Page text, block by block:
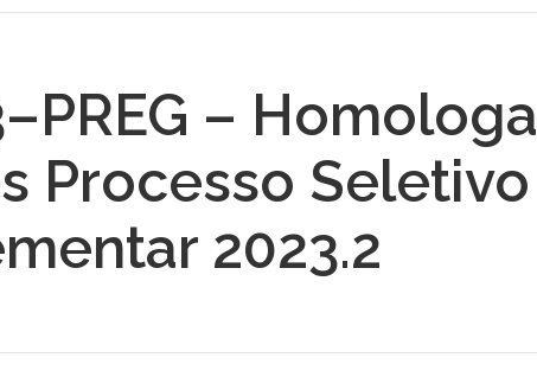
Ministério da Transparência
União
Ministério dos Direitos
–
Processo Seletivo
2023.2